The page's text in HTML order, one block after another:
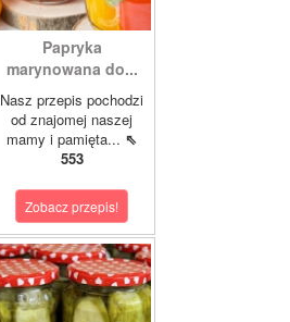
Papryka
marynowana do...
Nasz przepis pochodzi
od znajomej naszej
mamy i pamięta... ⇖
553
Zobacz przepis!